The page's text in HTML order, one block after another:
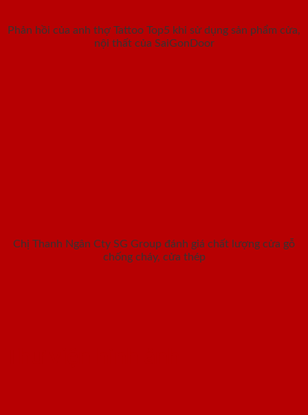
Phản hồi của anh thợ Tattoo Top5 khi sử dụng sản phẩm cửa,
nội thất của SaiGonDoor
Chị Thanh Ngân Cty SG Group đánh giá chất lượng cửa gỗ
chống cháy, cửa thép